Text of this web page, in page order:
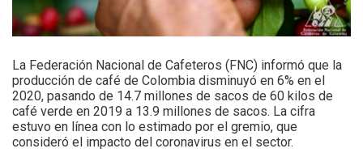
La Federación Nacional de Cafeteros (FNC) informó que la
producción de café de Colombia disminuyó en 6% en el
2020, pasando de 14.7 millones de sacos de 60 kilos de
café verde en 2019 a 13.9 millones de sacos. La cifra
estuvo en línea con lo estimado por el gremio, que
consideró el impacto del coronavirus en el sector.